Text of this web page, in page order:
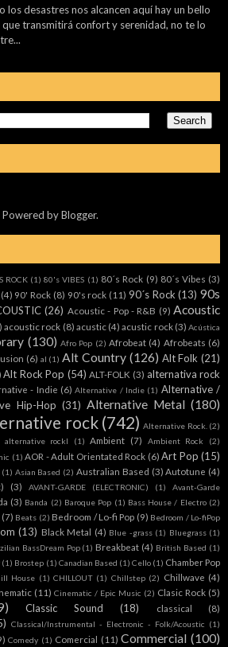
los desastres nos alcancen aquí hay un bello
transmitirá confort y serenidad, no te lo
Powered byBlogger.
ROCK (1) 80's VIBES (1) 80´s Rock (9) 80´s Vibes (3)
(4) 90' Rock (8) 90's rock (11) 90´s Rock (13) 90s
(26) Acoustic - Pop - R&B (9) Acoustic
acoustic rock (8) acustic (4) acustic rock (3) Acústica
(130) Afro Pop (2) Afrobeat (4) Afrobeats (6)
(6) al (1) Alt Country (126) Alt Folk (21)
Alt Rock Pop (54) ALT-FOLK (3) alternativa rock
- Indie (6) Alternative / Indie (1) Alternative /
Hip-Hop (31) Alternative Metal (180)
rock (742) Alternative Rock. (2)
alternative rockl (1) Ambient (7) Ambient Rock (2)
(1) AOR - Adult Orientated Rock (6) Art Pop (15)
(1) Asian Based (2) Australian Based (3) Autotune (4)
(3) AVANT-GARDE (ELECTRONIC) (1)
Avant-Garde
(3) Banda (2) Baroque Pop (1) Bass House / Electro (2)
(7) Beats (2) Bedroom / Lo-fi Pop (9) Bedroom / Lo-fiPop
(13) Black Metal (4) Blue -grass (1) Bluegrass (1)
BassDream Pop (1) Breakbeat (4) British Based (1)
(1) Brostep (1) Canadian Based (1) Cello (1) Chamber Pop
House (1) CHILLOUT (1) Chillstep (2) Chillwave (4)
(11) Cinematic / Epic Music (2) Clasic Rock (5)
Classic Sound (18) classical (8)
Classical/Instrumental - Electronic - Folk/Acoustic (1)
Comedy (1) Comercial (11) Commercial (100)